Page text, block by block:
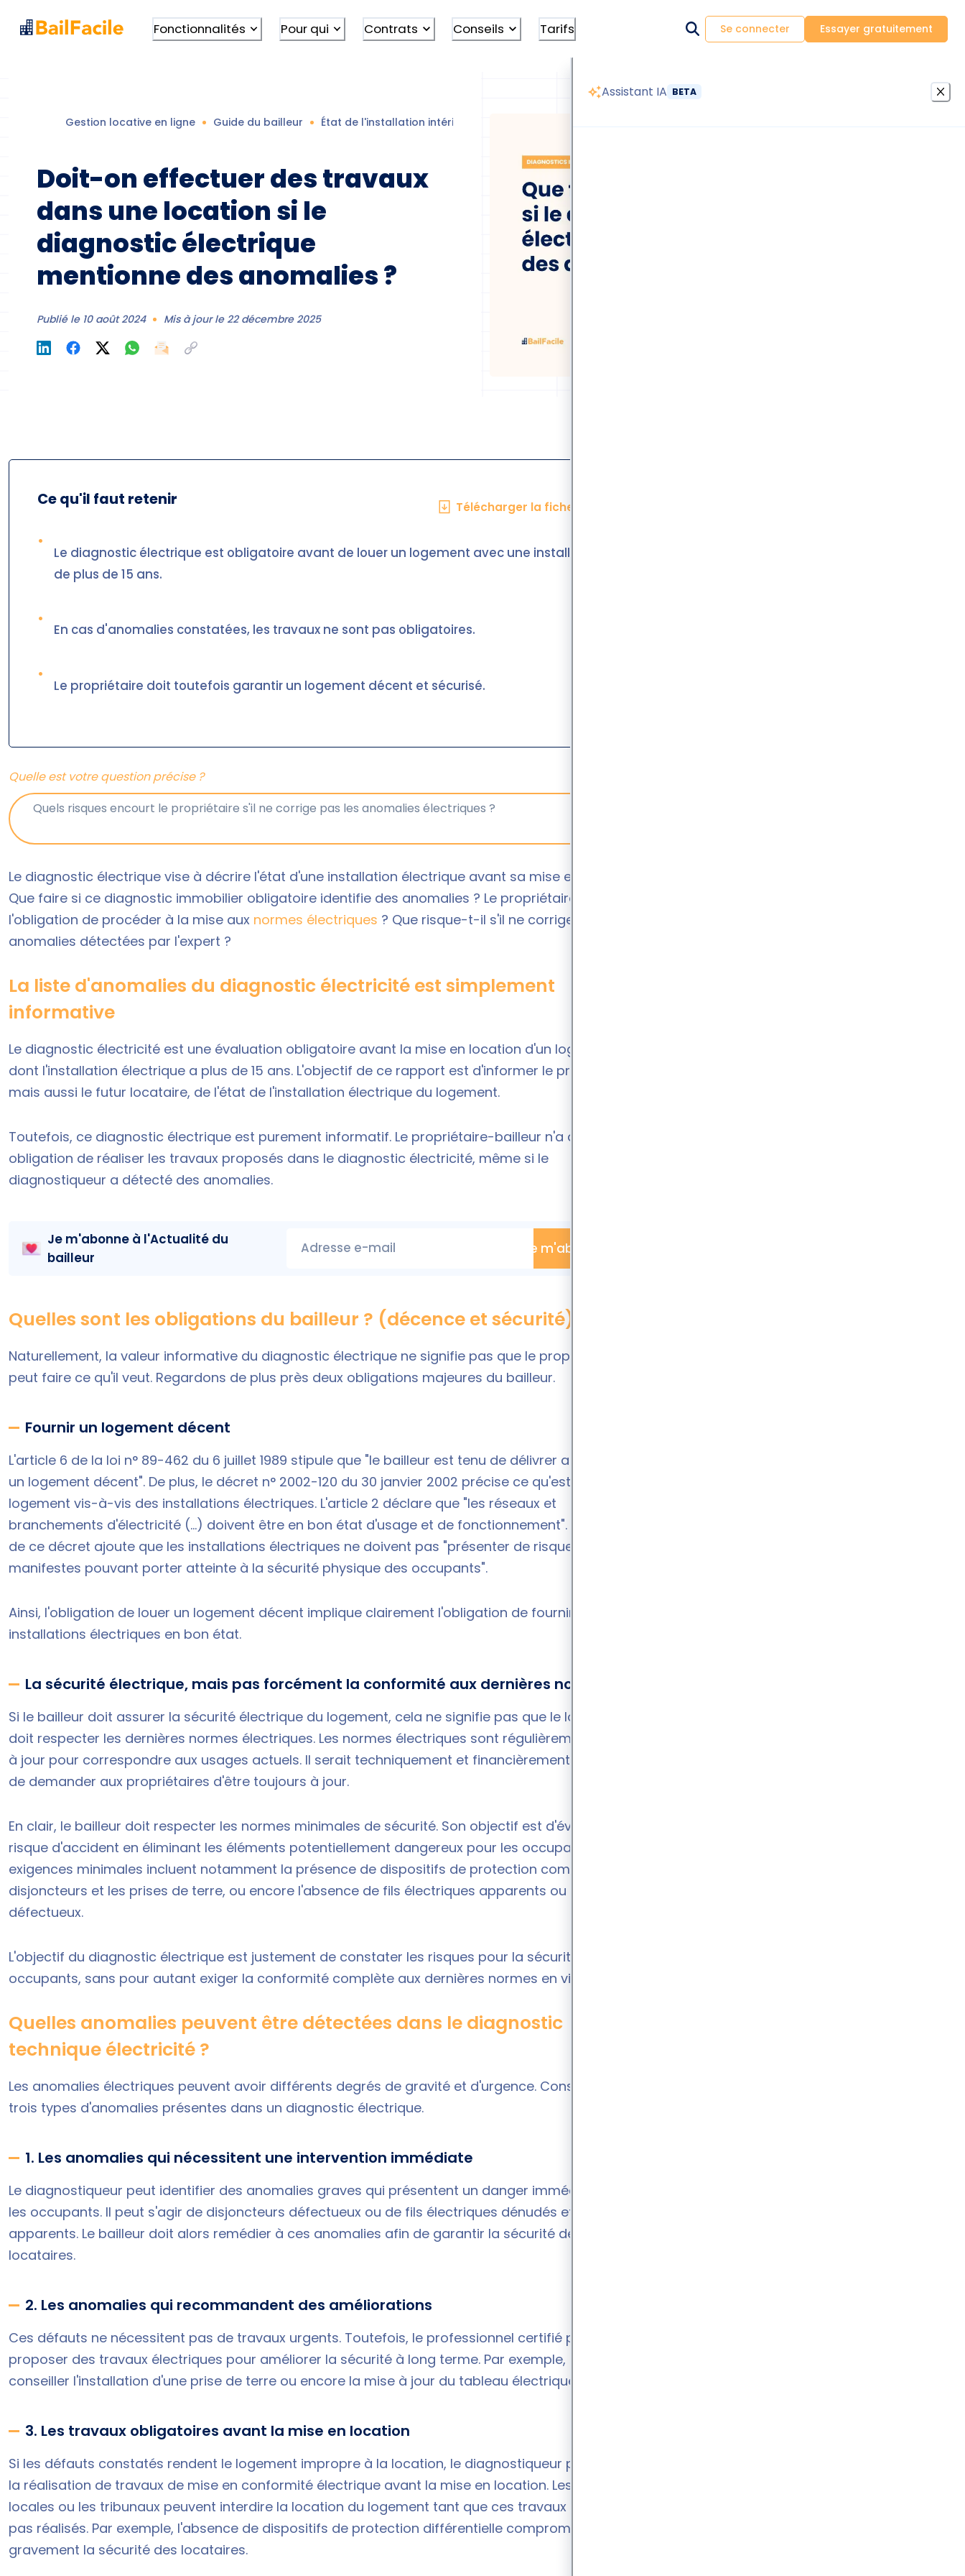
Assistant IA BETA
Fonctionnalités Pour qui Contrats Conseils Tarifs Se connecter Essayer gratuitement
Gestion locative en ligne Guide du bailleur État de l'installation intérieure électricité & gaz
Doit-on effectuer des travaux
dans une location si le
diagnostic électrique
mentionne des anomalies ?
Publié le 10 août 2024 Mis à jour le 22 décembre 2025
Ce qu'il faut retenir
•
Le diagnostic électrique est obligatoire avant de louer un logement avec une installation
de plus de 15 ans.
•
En cas d'anomalies constatées, les travaux ne sont pas obligatoires.
•
Le propriétaire doit toutefois garantir un logement décent et sécurisé.
Télécharger la fiche en PDF
Quelle est votre question précise ?
Le diagnostic électrique vise à décrire l'état d'une installation électrique avant sa mise en location.
Que faire si ce diagnostic immobilier obligatoire identifie des anomalies ? Le propriétaire a-t-il
l'obligation de procéder à la mise aux normes électriques ? Que risque-t-il s'il ne corrige pas les
anomalies détectées par l'expert ?
La liste d'anomalies du diagnostic électricité est simplement
informative
Le diagnostic électricité est une évaluation obligatoire avant la mise en location d'un logement
dont l'installation électrique a plus de 15 ans. L'objectif de ce rapport est d'informer le propriétaire,
mais aussi le futur locataire, de l'état de l'installation électrique du logement.
Toutefois, ce diagnostic électrique est purement informatif. Le propriétaire-bailleur n'a aucune
obligation de réaliser les travaux proposés dans le diagnostic électricité, même si le
diagnostiqueur a détecté des anomalies.
Je m'abonne à l'Actualité du
bailleur
Adresse e-mail Je m'abonne
Quelles sont les obligations du bailleur ? (décence et sécurité)
Naturellement, la valeur informative du diagnostic électrique ne signifie pas que le propriétaire
peut faire ce qu'il veut. Regardons de plus près deux obligations majeures du bailleur.
Fournir un logement décent
L'article 6 de la loi n° 89-462 du 6 juillet 1989 stipule que "le bailleur est tenu de délivrer au locataire
un logement décent". De plus, le décret n° 2002-120 du 30 janvier 2002 précise ce qu'est un
logement vis-à-vis des installations électriques. L'article 2 déclare que "les réseaux et
branchements d'électricité (...) doivent être en bon état d'usage et de fonctionnement". L'annexe
de ce décret ajoute que les installations électriques ne doivent pas "présenter de risques
manifestes pouvant porter atteinte à la sécurité physique des occupants".
Ainsi, l'obligation de louer un logement décent implique clairement l'obligation de fournir des
installations électriques en bon état.
La sécurité électrique, mais pas forcément la conformité aux dernières normes
Si le bailleur doit assurer la sécurité électrique du logement, cela ne signifie pas que le logement
doit respecter les dernières normes électriques. Les normes électriques sont régulièrement mises
à jour pour correspondre aux usages actuels. Il serait techniquement et financièrement impossible
de demander aux propriétaires d'être toujours à jour.
En clair, le bailleur doit respecter les normes minimales de sécurité. Son objectif est d'éviter tout
risque d'accident en éliminant les éléments potentiellement dangereux pour les occupants. Ces
exigences minimales incluent notamment la présence de dispositifs de protection comme les
disjoncteurs et les prises de terre, ou encore l'absence de fils électriques apparents ou
défectueux.
L'objectif du diagnostic électrique est justement de constater les risques pour la sécurité des
occupants, sans pour autant exiger la conformité complète aux dernières normes en vigueur.
Quelles anomalies peuvent être détectées dans le diagnostic
technique électricité ?
Les anomalies électriques peuvent avoir différents degrés de gravité et d'urgence. Considérons
trois types d'anomalies présentes dans un diagnostic électrique.
1. Les anomalies qui nécessitent une intervention immédiate
Le diagnostiqueur peut identifier des anomalies graves qui présentent un danger immédiat pour
les occupants. Il peut s'agir de disjoncteurs défectueux ou de fils électriques dénudés et
apparents. Le bailleur doit alors remédier à ces anomalies afin de garantir la sécurité des
locataires.
2. Les anomalies qui recommandent des améliorations
Ces défauts ne nécessitent pas de travaux urgents. Toutefois, le professionnel certifié peut
proposer des travaux électriques pour améliorer la sécurité à long terme. Par exemple, il peut
conseiller l'installation d'une prise de terre ou encore la mise à jour du tableau électrique.
3. Les travaux obligatoires avant la mise en location
Si les défauts constatés rendent le logement impropre à la location, le diagnostiqueur peut exiger
la réalisation de travaux de mise en conformité électrique avant la mise en location. Les autorités
locales ou les tribunaux peuvent interdire la location du logement tant que ces travaux ne sont
pas réalisés. Par exemple, l'absence de dispositifs de protection différentielle compromet
gravement la sécurité des locataires.